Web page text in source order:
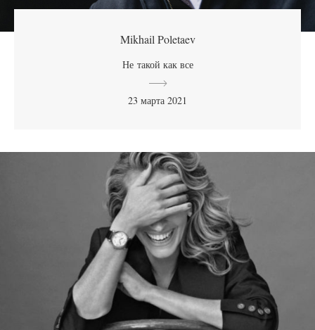
Mikhail Poletaev
Не такой как все
23 марта 2021